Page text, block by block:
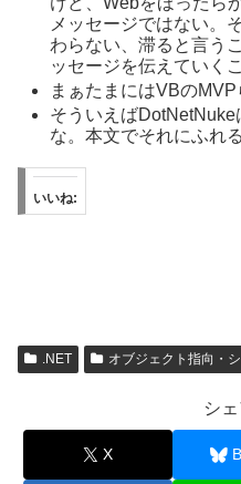
メッセージではない。
わらない、滞ると言う
ッセージを伝えていく
まぁたまにはVBのMVP
そういえば
な。本文でそれにふれ
いいね:
.NET オブジェクト指向・
シ
X